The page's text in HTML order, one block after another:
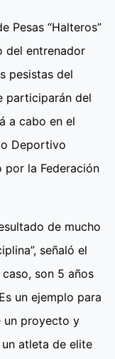
Pesas “Halteros”
del entrenador
pesistas del
participarán del
a cabo en el
Deportivo
por la Federación
de mucho
señaló el
son 5 años
un ejemplo para
un proyecto y
atleta de elite